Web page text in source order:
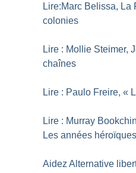
Lire:Marc Belissa, La
colonies
Lire : Mollie Steimer,
chaînes
Lire : Paulo Freire, «
Lire : Murray
Les années
Aidez Alternative